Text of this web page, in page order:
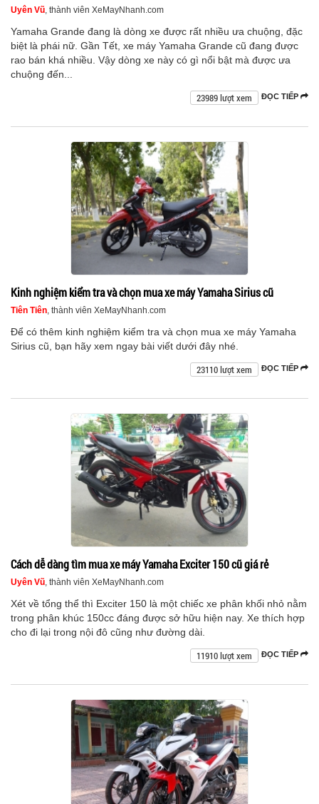
Uyên Vũ, thành viên XeMayNhanh.com
Yamaha Grande đang là dòng xe được rất nhiều ưa chuộng, đặc
biệt là phái nữ. Gần Tết, xe máy Yamaha Grande cũ đang được
rao bán khá nhiều. Vậy dòng xe này có gì nổi bật mà được ưa
chuộng đến...
ĐỌC TIẾP
23989 lượt xem
Kinh nghiệm kiểm tra và chọn mua xe máy Yamaha Sirius cũ
Tiên Tiên, thành viên XeMayNhanh.com
Để có thêm kinh nghiệm kiểm tra và chọn mua xe máy Yamaha
Sirius cũ, bạn hãy xem ngay bài viết dưới đây nhé.
ĐỌC TIẾP
23110 lượt xem
Cách dễ dàng tìm mua xe máy Yamaha Exciter 150 cũ giá rẻ
Uyên Vũ, thành viên XeMayNhanh.com
Xét về tổng thể thì Exciter 150 là một chiếc xe phân khối nhỏ nằm
trong phân khúc 150cc đáng được sở hữu hiện nay. Xe thích hợp
cho đi lại trong nội đô cũng như đường dài.
ĐỌC TIẾP
11910 lượt xem